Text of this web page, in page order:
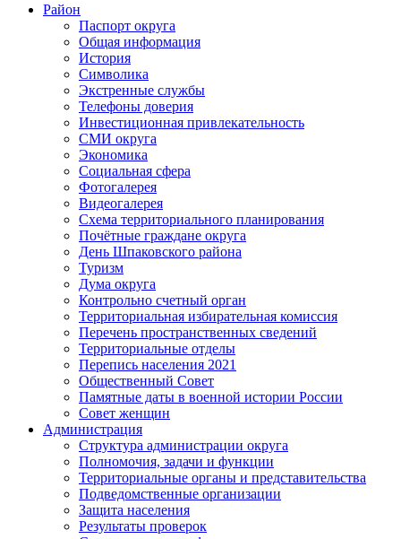
Район
Паспорт округа
Общая информация
История
Символика
Экстренные службы
Телефоны доверия
Инвестиционная привлекательность
СМИ округа
Экономика
Социальная сфера
Фотогалерея
Видеогалерея
Схема территориального планирования
Почётные граждане округа
День Шпаковского района
Туризм
Дума округа
Контрольно счетный орган
Территориальная избирательная комиссия
Перечень пространственных сведений
Территориальные отделы
Перепись населения 2021
Общественный Совет
Памятные даты в военной истории России
Совет женщин
Администрация
Структура администрации округа
Полномочия, задачи и функции
Территориальные органы и представительства
Подведомственные организации
Защита населения
Результаты проверок